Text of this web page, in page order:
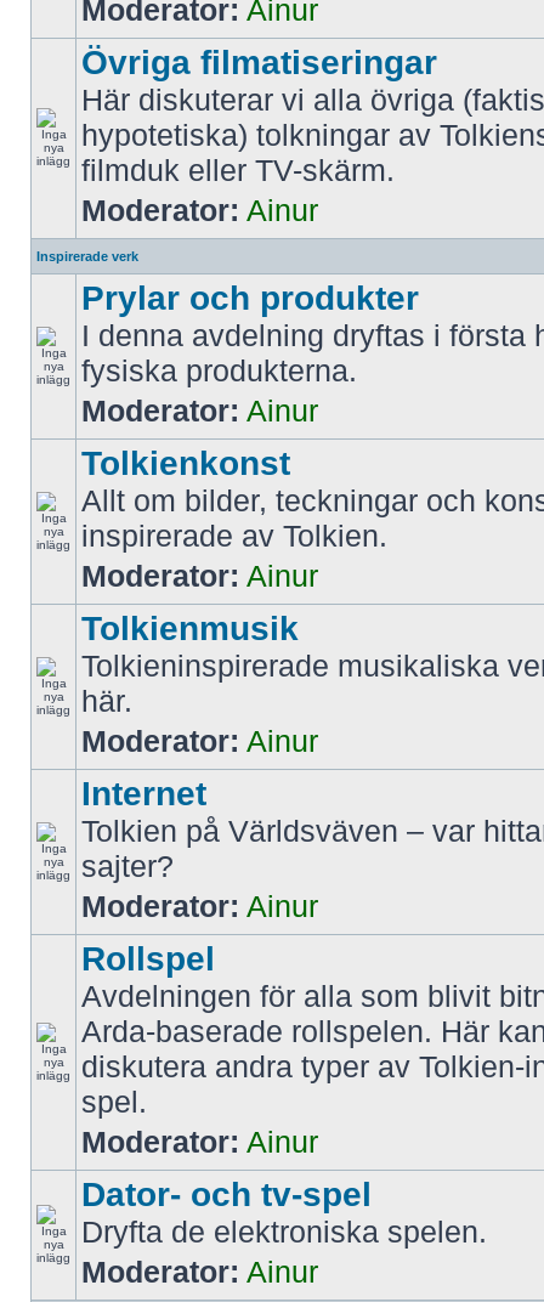
Moderator: Ainur
Övriga filmatiseringar
Här diskuterar vi alla övriga
hypotetiska) tolkningar av
filmduk eller TV-skärm.
Moderator: Ainur
Inspirerade verk
Prylar och produkter
I denna avdelning dryftas i första
fysiska produkterna.
Moderator: Ainur
Tolkienkonst
Allt om bilder, teckningar och
inspirerade av Tolkien.
Moderator: Ainur
Tolkienmusik
Tolkieninspirerade musikaliska
här.
Moderator: Ainur
Internet
Tolkien på Världsväven – var
sajter?
Moderator: Ainur
Rollspel
Avdelningen för alla som blivit
Arda-baserade rollspelen. Här
diskutera andra typer av Tolkien-
spel.
Moderator: Ainur
Dator- och tv-spel
Dryfta de elektroniska spelen.
Moderator: Ainur